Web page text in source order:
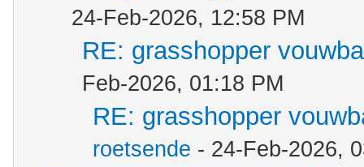
24-Feb-2026, 12:58 PM
RE: grasshopper
Feb-2026, 01:18 PM
RE: grasshopper
roetsende - 24-Feb-2026,